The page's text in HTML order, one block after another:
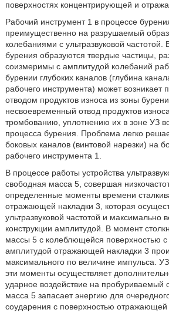
поверхностях концентрирующей и
Рабочий инструмент 1 в процессе
преимущественно на разрушаемый
колебаниями с ультразвуковой частотой.
бурения образуются твердые частицы,
соизмеримы с амплитудой колебаний
бурении глубоких каналов (глубина
рабочего инструмента) может возникает
отводом продуктов износа из зоны
несвоевременный отвод продуктов
тромбованию, уплотнению их в зоне УЗ
процесса бурения. Проблема легко
боковых каналов (винтовой нарезки) на
рабочего инструмента 1.
В процессе работы устройства
свободная масса 5, совершая
определенные моменты времени
отражающей накладки 3, которая
ультразвуковой частотой и максимально
конструкции амплитудой. В момент
массы 5 с колеблющейся поверхностью
амплитудой отражающей накладки 3
максимального по величине импульса.
эти моменты осуществляет
ударное воздействие на пробуриваемый
масса 5 запасает энергию для
соударения с поверхностью отражающей